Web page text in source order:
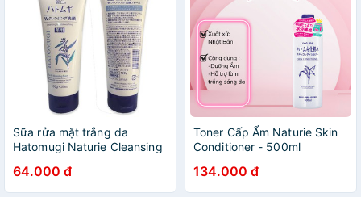
Sữa rửa mặt trắng da
Hatomugi Naturie Cleansing
64.000 đ
Toner Cấp Ẩm Naturie Skin
Conditioner - 500ml
134.000 đ